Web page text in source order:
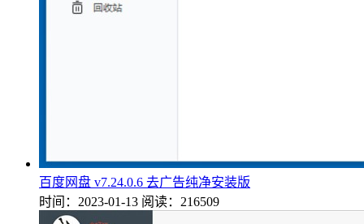
百度网盘 v7.24.0.6 去广告纯净安装版
时间：2023-01-13 阅读：216509